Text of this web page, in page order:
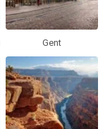
Gent